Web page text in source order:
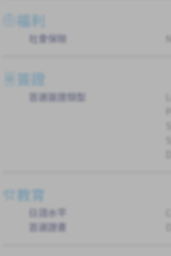
福利
社會保險
簽證
首選簽證類型
教育
日語水平
首選證書